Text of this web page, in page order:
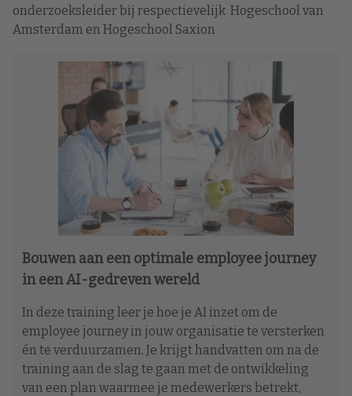
onderzoeksleider bij respectievelijk Hogeschool van
Amsterdam en Hogeschool Saxion
Bouwen aan een optimale employee journey
in een AI-gedreven wereld
In deze training leer je hoe je AI inzet om de
employee journey in jouw organisatie te versterken
én te verduurzamen. Je krijgt handvatten om na de
training aan de slag te gaan met de ontwikkeling
van een plan waarmee je medewerkers betrekt,